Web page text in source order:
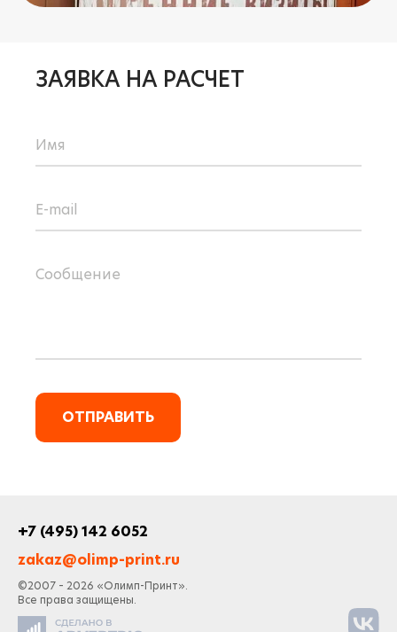
ЗАЯВКА НА РАСЧЕТ
ОТПРАВИТЬ
+7 (495) 142 6052
zakaz@olimp-print.ru
©2007 – 2026 «Олимп-Принт».
Все права защищены.